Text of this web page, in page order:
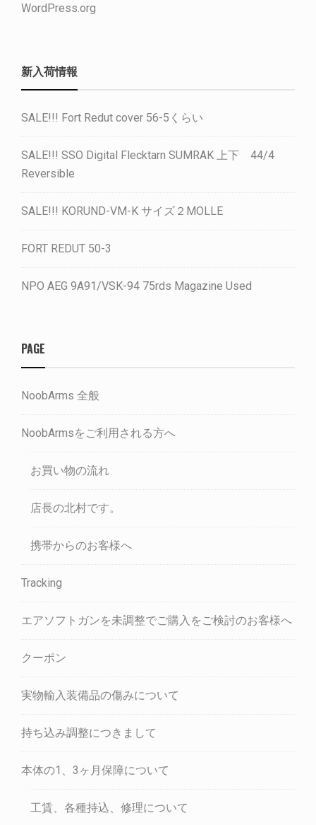
WordPress.org
新入荷情報
SALE!!! Fort Redut cover 56-5くらい
SALE!!! SSO Digital Flecktarn SUMRAK 上下 44/4
Reversible
SALE!!! KORUND-VM-K サイズ２MOLLE
FORT REDUT 50-3
NPO AEG 9A91/VSK-94 75rds Magazine Used
PAGE
NoobArms 全般
NoobArmsをご利用される方へ
お買い物の流れ
店長の北村です。
携帯からのお客様へ
Tracking
エアソフトガンを未調整でご購入をご検討のお客様へ
クーポン
実物輸入装備品の傷みについて
持ち込み調整につきまして
本体の1、3ヶ月保障について
工賃、各種持込、修理について